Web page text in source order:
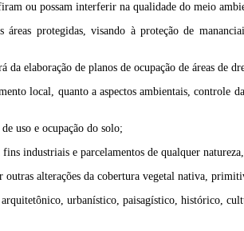
ou possam interferir na qualidade do meio
protegidas, visando à proteção de
elaboração de planos de ocupação de áreas de
local, quanto a aspectos ambientais, controle
uso e ocupação do solo;
industriais e parcelamentos de qualquer
alterações da cobertura vegetal nativa,
urbanístico, paisagístico, histórico,